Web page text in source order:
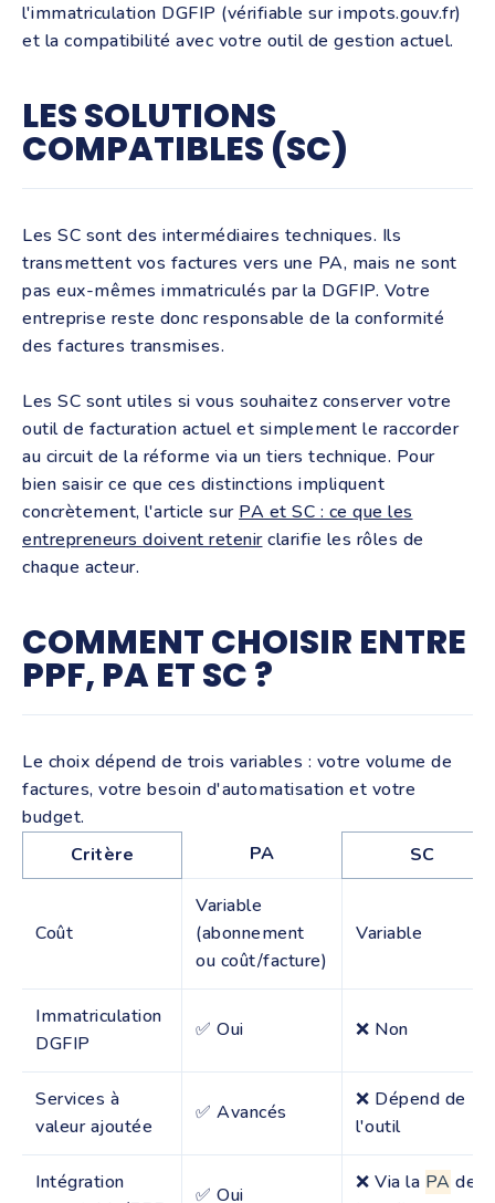
l'immatriculation DGFIP (vérifiable sur impots.gouv.fr)
et la compatibilité avec votre outil de gestion actuel.
LES SOLUTIONS
COMPATIBLES (SC)
Les SC sont des intermédiaires techniques. Ils
transmettent vos factures vers une PA, mais ne sont
pas eux-mêmes immatriculés par la DGFIP. Votre
entreprise reste donc responsable de la conformité
des factures transmises.
Les SC sont utiles si vous souhaitez conserver votre
outil de facturation actuel et simplement le raccorder
au circuit de la réforme via un tiers technique. Pour
bien saisir ce que ces distinctions impliquent
concrètement, l'article sur PA et SC : ce que les
entrepreneurs doivent retenirclarifie les rôles de
chaque acteur.
COMMENT CHOISIR ENTRE
PPF, PA ET SC ?
Le choix dépend de trois variables : votre volume de
factures, votre besoin d'automatisation et votre
budget.
Critère
PA SC
Coût
Variable
(abonnement
ou coût/facture)
Variable
Immatriculation
DGFIP
✅ Oui ❌ Non
Services à
valeur ajoutée
✅ Avancés
❌ Dépend de
l'outil
Intégration
✅ Oui
❌ Via la PA de